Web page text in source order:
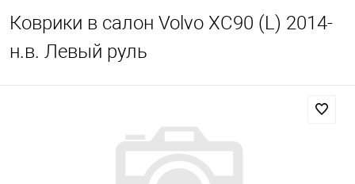
Коврики в салон Volvo XC90 (L) 2014-
н.в. Левый руль